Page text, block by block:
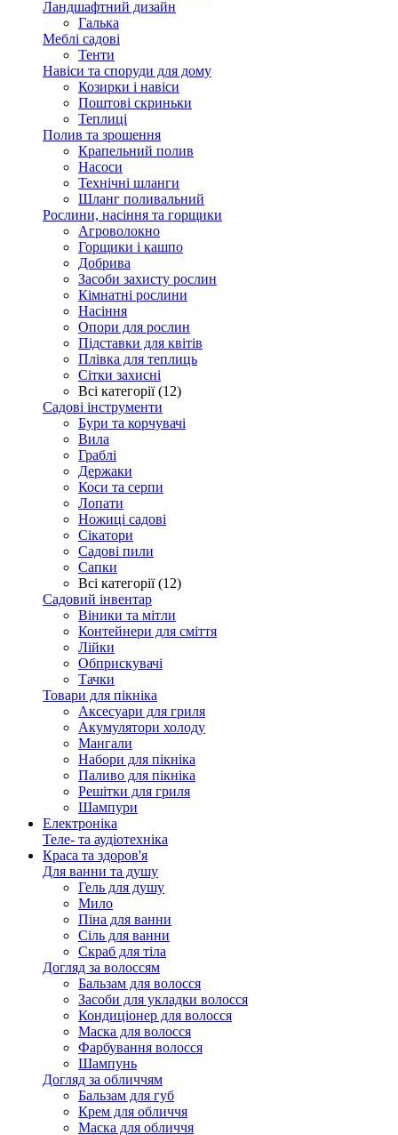
Ландшафтний дизайн
Галька
Меблі садові
Тенти
Навіси та споруди для дому
Козирки і навіси
Поштові скриньки
Теплиці
Полив та зрошення
Крапельний полив
Насоси
Технічні шланги
Шланг поливальний
Рослини, насіння та горщики
Агроволокно
Горщики і кашпо
Добрива
Засоби захисту рослин
Кімнатні рослини
Насіння
Опори для рослин
Підставки для квітів
Плівка для теплиць
Сітки захисні
Всі категорії (12)
Садові інструменти
Бури та корчувачі
Вила
Граблі
Держаки
Коси та серпи
Лопати
Ножиці садові
Сікатори
Садові пили
Сапки
Всі категорії (12)
Садовий інвентар
Віники та мітли
Контейнери для сміття
Лійки
Обприскувачі
Тачки
Товари для пікніка
Аксесуари для гриля
Акумулятори холоду
Мангали
Набори для пікніка
Паливо для пікніка
Решітки для гриля
Шампури
Електроніка
Теле- та аудіотехніка
Краса та здоров'я
Для ванни та душу
Гель для душу
Мило
Піна для ванни
Сіль для ванни
Скраб для тіла
Догляд за волоссям
Бальзам для волосся
Засоби для укладки волосся
Кондиціонер для волосся
Маска для волосся
Фарбування волосся
Шампунь
Догляд за обличчям
Бальзам для губ
Крем для обличчя
Маска для обличчя